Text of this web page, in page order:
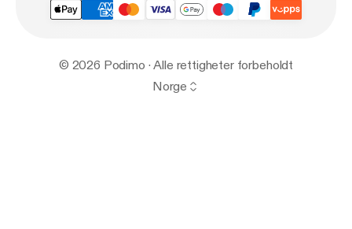
© 2026 Podimo · Alle rettigheter forbeholdt
Norge